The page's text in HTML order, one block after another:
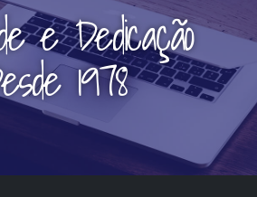
e Dedicação
1978